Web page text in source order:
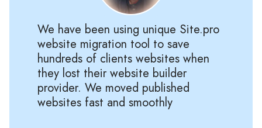
We have been using unique Site.pro
website migration tool to save
hundreds of clients websites when
they lost their website builder
provider. We moved published
websites fast and smoothly